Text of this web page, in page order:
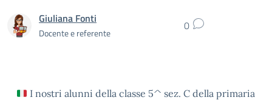
Giuliana Fonti
Docente e referente 0
I nostri alunni della classe 5^ sez. C della primaria